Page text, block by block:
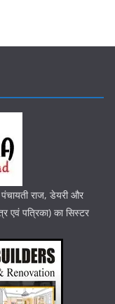
राज, डेयरी और
एवं पत्रिका) का सिस्टर